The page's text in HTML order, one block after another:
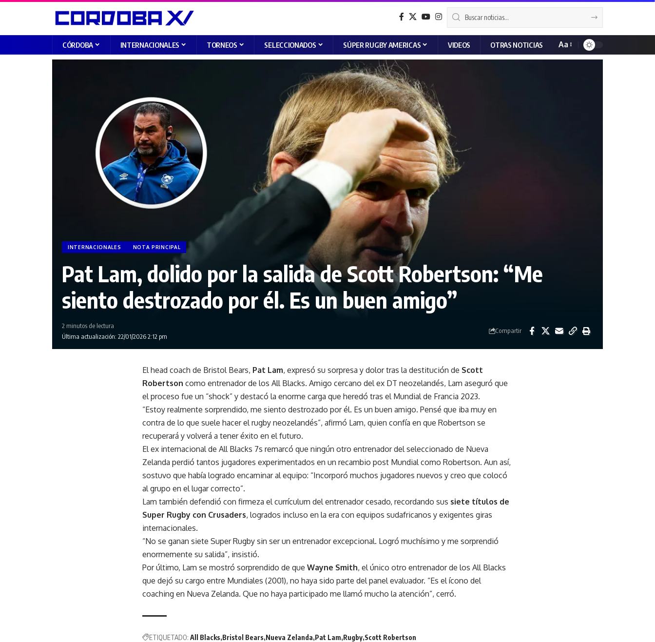
CÓRDOBA INTERNACIONALES TORNEOS SELECCIONADOS SÚPER RUGBY AMERICAS VIDEOS OTRAS NOTICIAS Aa
INTERNACIONALES NOTA PRINCIPAL
Pat Lam, dolido por la salida de Scott Robertson: “Me
siento destrozado por él. Es un buen amigo”
Última actualización: 22/01/2026 2:12 pm
2 minutos de lectura
Compartir
El head coach de Bristol Bears, Pat Lam, expresó su sorpresa y dolor tras la destitución de Scott
Robertson como entrenador de los All Blacks. Amigo cercano del ex DT neozelandés, Lam aseguró que
el proceso fue un “shock” y destacó la enorme carga que heredó tras el Mundial de Francia 2023.
“Estoy realmente sorprendido, me siento destrozado por él. Es un buen amigo. Pensé que iba muy en
contra de lo que suele hacer el rugby neozelandés”, afirmó Lam, quien confía en que Robertson se
recuperará y volverá a tener éxito en el futuro.
El ex internacional de All Blacks 7s remarcó que ningún otro entrenador del seleccionado de Nueva
Zelanda perdió tantos jugadores experimentados en un recambio post Mundial como Robertson. Aun así,
sostuvo que había logrado encaminar al equipo: “Incorporó muchos jugadores nuevos y creo que colocó
al grupo en el lugar correcto”.
Lam también defendió con firmeza el currículum del entrenador cesado, recordando sus siete títulos de
Super Rugby con Crusaders, logrados incluso en la era con equipos sudafricanos y exigentes giras
internacionales.
“No se ganan siete Super Rugby sin ser un entrenador excepcional. Logró muchísimo y me sorprendió
enormemente su salida”, insistió.
Por último, Lam se mostró sorprendido de que Wayne Smith, el único otro entrenador de los All Blacks
que dejó su cargo entre Mundiales (2001), no haya sido parte del panel evaluador. “Es el ícono del
coaching en Nueva Zelanda. Que no haya participado me llamó mucho la atención”, cerró.
ETIQUETADO: All Blacks Bristol Bears Nueva Zelanda Pat Lam Rugby Scott Robertson